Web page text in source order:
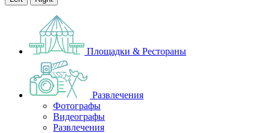
Площадки & Рестораны
Развлечения
Фотографы
Видеографы
Развлечения